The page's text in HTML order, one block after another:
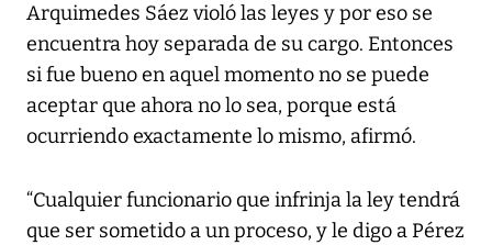
Arquimedes Sáez violó las leyes y por eso se
encuentra hoy separada de su cargo. Entonces
si fue bueno en aquel momento no se puede
aceptar que ahora no lo sea, porque está
ocurriendo exactamente lo mismo, afirmó.
“Cualquier funcionario que infrinja la ley tendrá
que ser sometido a un proceso, y le digo a Pérez